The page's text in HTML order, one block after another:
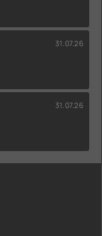
31.07.26
31.07.26